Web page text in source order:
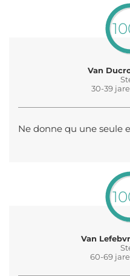
Van
30-39
Ne donne qu une seule
Van
60-69